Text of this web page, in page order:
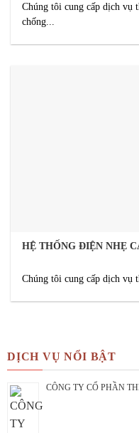
Chúng tôi cung cấp dịch vụ
chống...
HỆ THỐNG ĐIỆN NHẸ
Chúng tôi cung cấp dịch vụ
DỊCH VỤ NỔI BẬT
CÔNG TY CỔ PHẦN